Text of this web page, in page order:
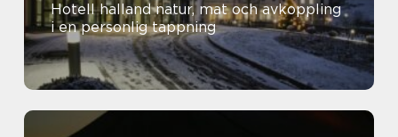
Hotell halland natur, mat och avkoppling
i en personlig tappning